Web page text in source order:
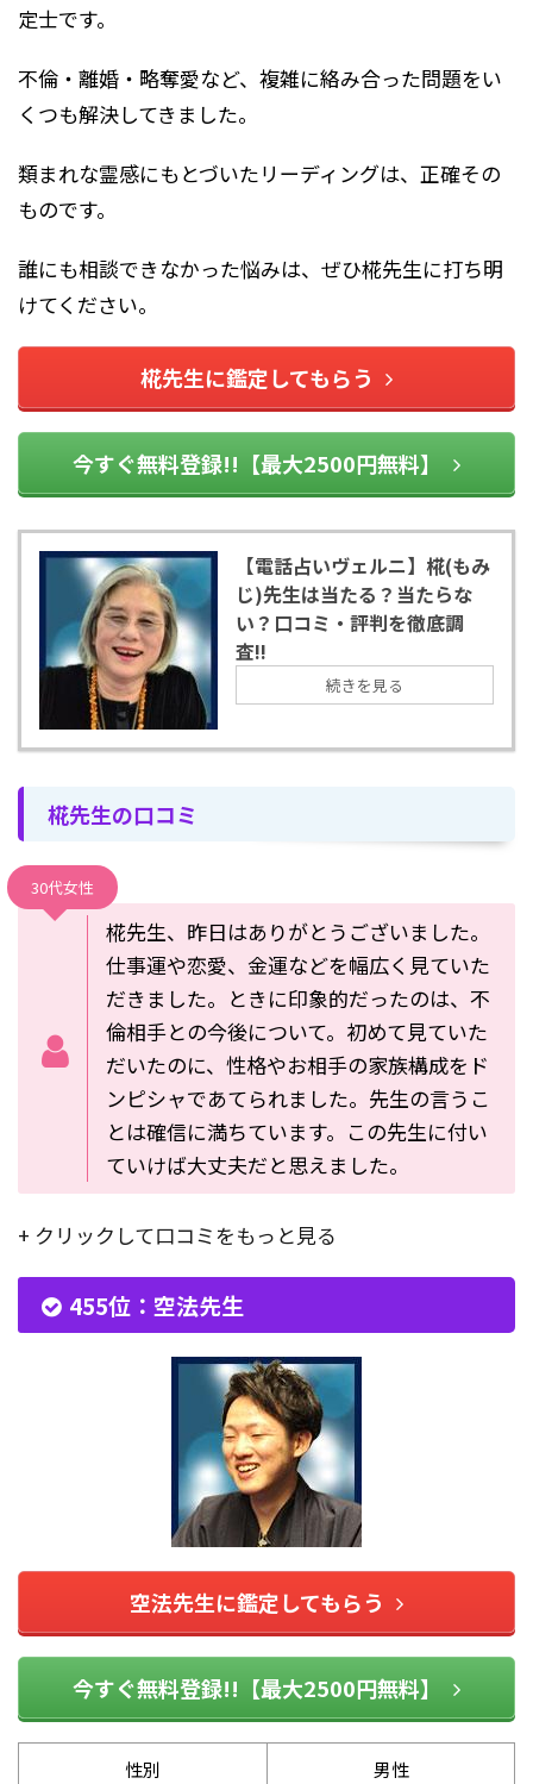
定士です。
不倫・離婚・略奪愛など、複雑に絡み合った問題をい
くつも解決してきました。
類まれな霊感にもとづいたリーディングは、正確その
ものです。
誰にも相談できなかった悩みは、ぜひ椛先生に打ち明
けてください。
椛先生に鑑定してもらう
今すぐ無料登録!!【最大2500円無料】
【電話占いヴェルニ】椛(もみ
じ)先生は当たる？当たらな
い？口コミ・評判を徹底調
査!!
続きを見る
椛先生の口コミ
30代女性
椛先生、昨日はありがとうございました。
仕事運や恋愛、金運などを幅広く見ていた
だきました。ときに印象的だったのは、不
倫相手との今後について。初めて見ていた
だいたのに、性格やお相手の家族構成をド
ンピシャであてられました。先生の言うこ
とは確信に満ちています。この先生に付い
ていけば大丈夫だと思えました。
+ クリックして口コミをもっと見る
455位：空法先生
空法先生に鑑定してもらう
今すぐ無料登録!!【最大2500円無料】
性別 男性